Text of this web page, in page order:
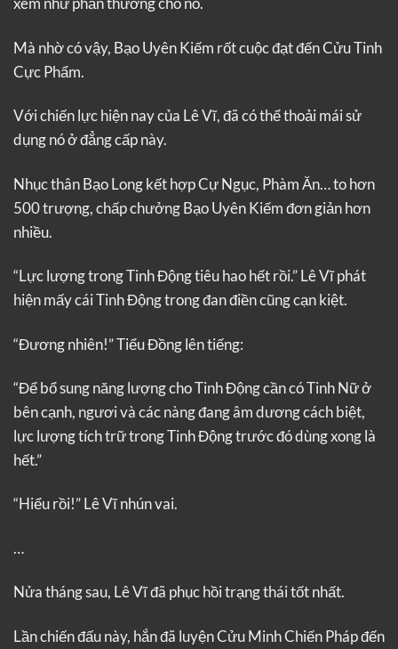
Mà nhờ có vậy, Bạo Uyên Kiếm rốt cuộc đạt đến Cửu Tinh
Cực Phẩm.
Với chiến lực hiện nay của Lê Vĩ, đã có thể thoải mái sử
dụng nó ở đẳng cấp này.
Nhục thân Bạo Long kết hợp Cự Ngục, Phàm Ăn… to hơn
500 trượng, chấp chưởng Bạo Uyên Kiếm đơn giản hơn
nhiều.
“Lực lượng trong Tinh Động tiêu hao hết rồi.” Lê Vĩ phát
hiện mấy cái Tinh Động trong đan điền cũng cạn kiệt.
“Đương nhiên!” Tiểu Đồng lên tiếng:
“Để bổ sung năng lượng cho Tinh Động cần có Tinh Nữ ở
bên cạnh, ngươi và các nàng đang âm dương cách biệt,
lực lượng tích trữ trong Tinh Động trước đó dùng xong là
hết.”
“Hiểu rồi!” Lê Vĩ nhún vai.
…
Nửa tháng sau, Lê Vĩ đã phục hồi trạng thái tốt nhất.
Lần chiến đấu này, hắn đã luyện Cửu Minh Chiến Pháp đến